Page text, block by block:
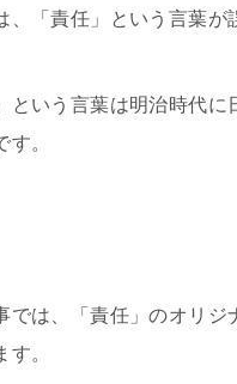
、「責任」という言葉が
という言葉は明治時代
す。
では、「責任」のオリジ
す。